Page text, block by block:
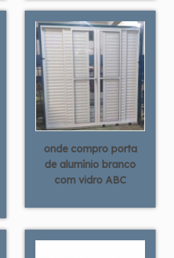
onde compro porta
de alumínio branco
com vidro ABC